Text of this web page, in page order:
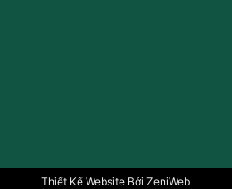
Thiết Kế WebsiteBởi ZeniWeb